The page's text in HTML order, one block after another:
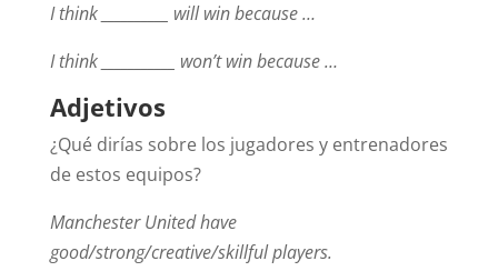
I think __________ will win because …
I think ___________ won’t win because …
Adjetivos
¿Qué dirías sobre los jugadores y entrenadores
de estos equipos?
Manchester United have
good/strong/creative/skillful players.